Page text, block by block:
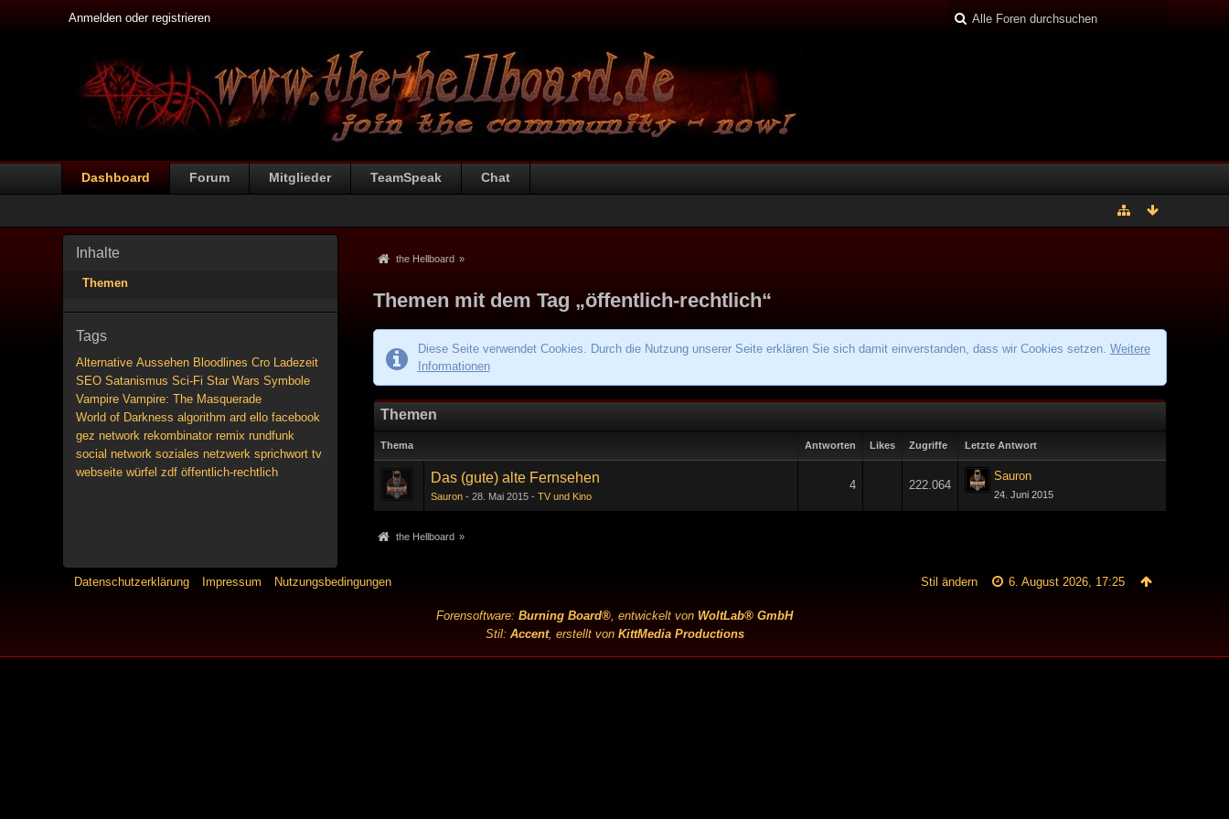
Anmelden oder registrieren
Dashboard Forum Mitglieder TeamSpeak Chat
Inhalte
Themen
Tags
Alternative Aussehen Bloodlines Cro Ladezeit
SEO Satanismus Sci-Fi Star Wars Symbole
Vampire Vampire: The Masquerade
World of Darkness algorithm ard ello facebook
gez network rekombinator remix rundfunk
social network soziales netzwerk sprichwort tv
webseite würfel zdf öffentlich-rechtlich
the Hellboard »
Themen mit dem Tag „öffentlich-rechtlich“
Diese Seite verwendet Cookies. Durch die Nutzung unserer Seite erklären Sie sich damit einverstanden, dass wir Cookies setzen. Weitere
Informationen
Themen
Thema Antworten Likes Zugriffe Letzte Antwort
Das (gute) alte Fernsehen
Sauron 28. Mai 2015 TV und Kino
4 222.064
Sauron
24. Juni 2015
the Hellboard »
Datenschutzerklärung Impressum Nutzungsbedingungen 6. August 2026, 17:25
Stil ändern
Forensoftware: Burning Board®, entwickelt von WoltLab® GmbH
Stil: Accent, erstellt von KittMedia Productions